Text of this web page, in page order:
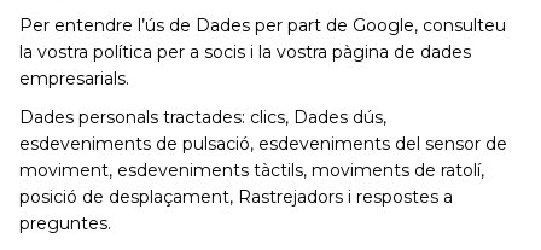
Per entendre l’ús de Dades per part de Google, consulteu
la vostra política per a socis i la vostra pàgina de dades
empresarials.
Dades personals tractades: clics, Dades dús,
esdeveniments de pulsació, esdeveniments del sensor de
moviment, esdeveniments tàctils, moviments de ratolí,
posició de desplaçament, Rastrejadors i respostes a
preguntes.